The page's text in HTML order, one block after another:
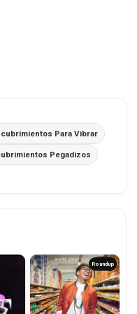
Para Vibrar
Pegadizos
Roundup